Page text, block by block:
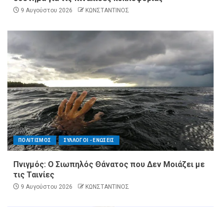
9 Αυγούστου 2026 ΚΩΝΣΤΑΝΤΙΝΟΣ
ΠΟΛΙΤΙΣΜΟΣ ΣΥΛΛΟΓΟΙ - ΕΝΩΣΕΙΣ
Πνιγμός: Ο Σιωπηλός Θάνατος που Δεν Μοιάζει με
τις Ταινίες
9 Αυγούστου 2026 ΚΩΝΣΤΑΝΤΙΝΟΣ